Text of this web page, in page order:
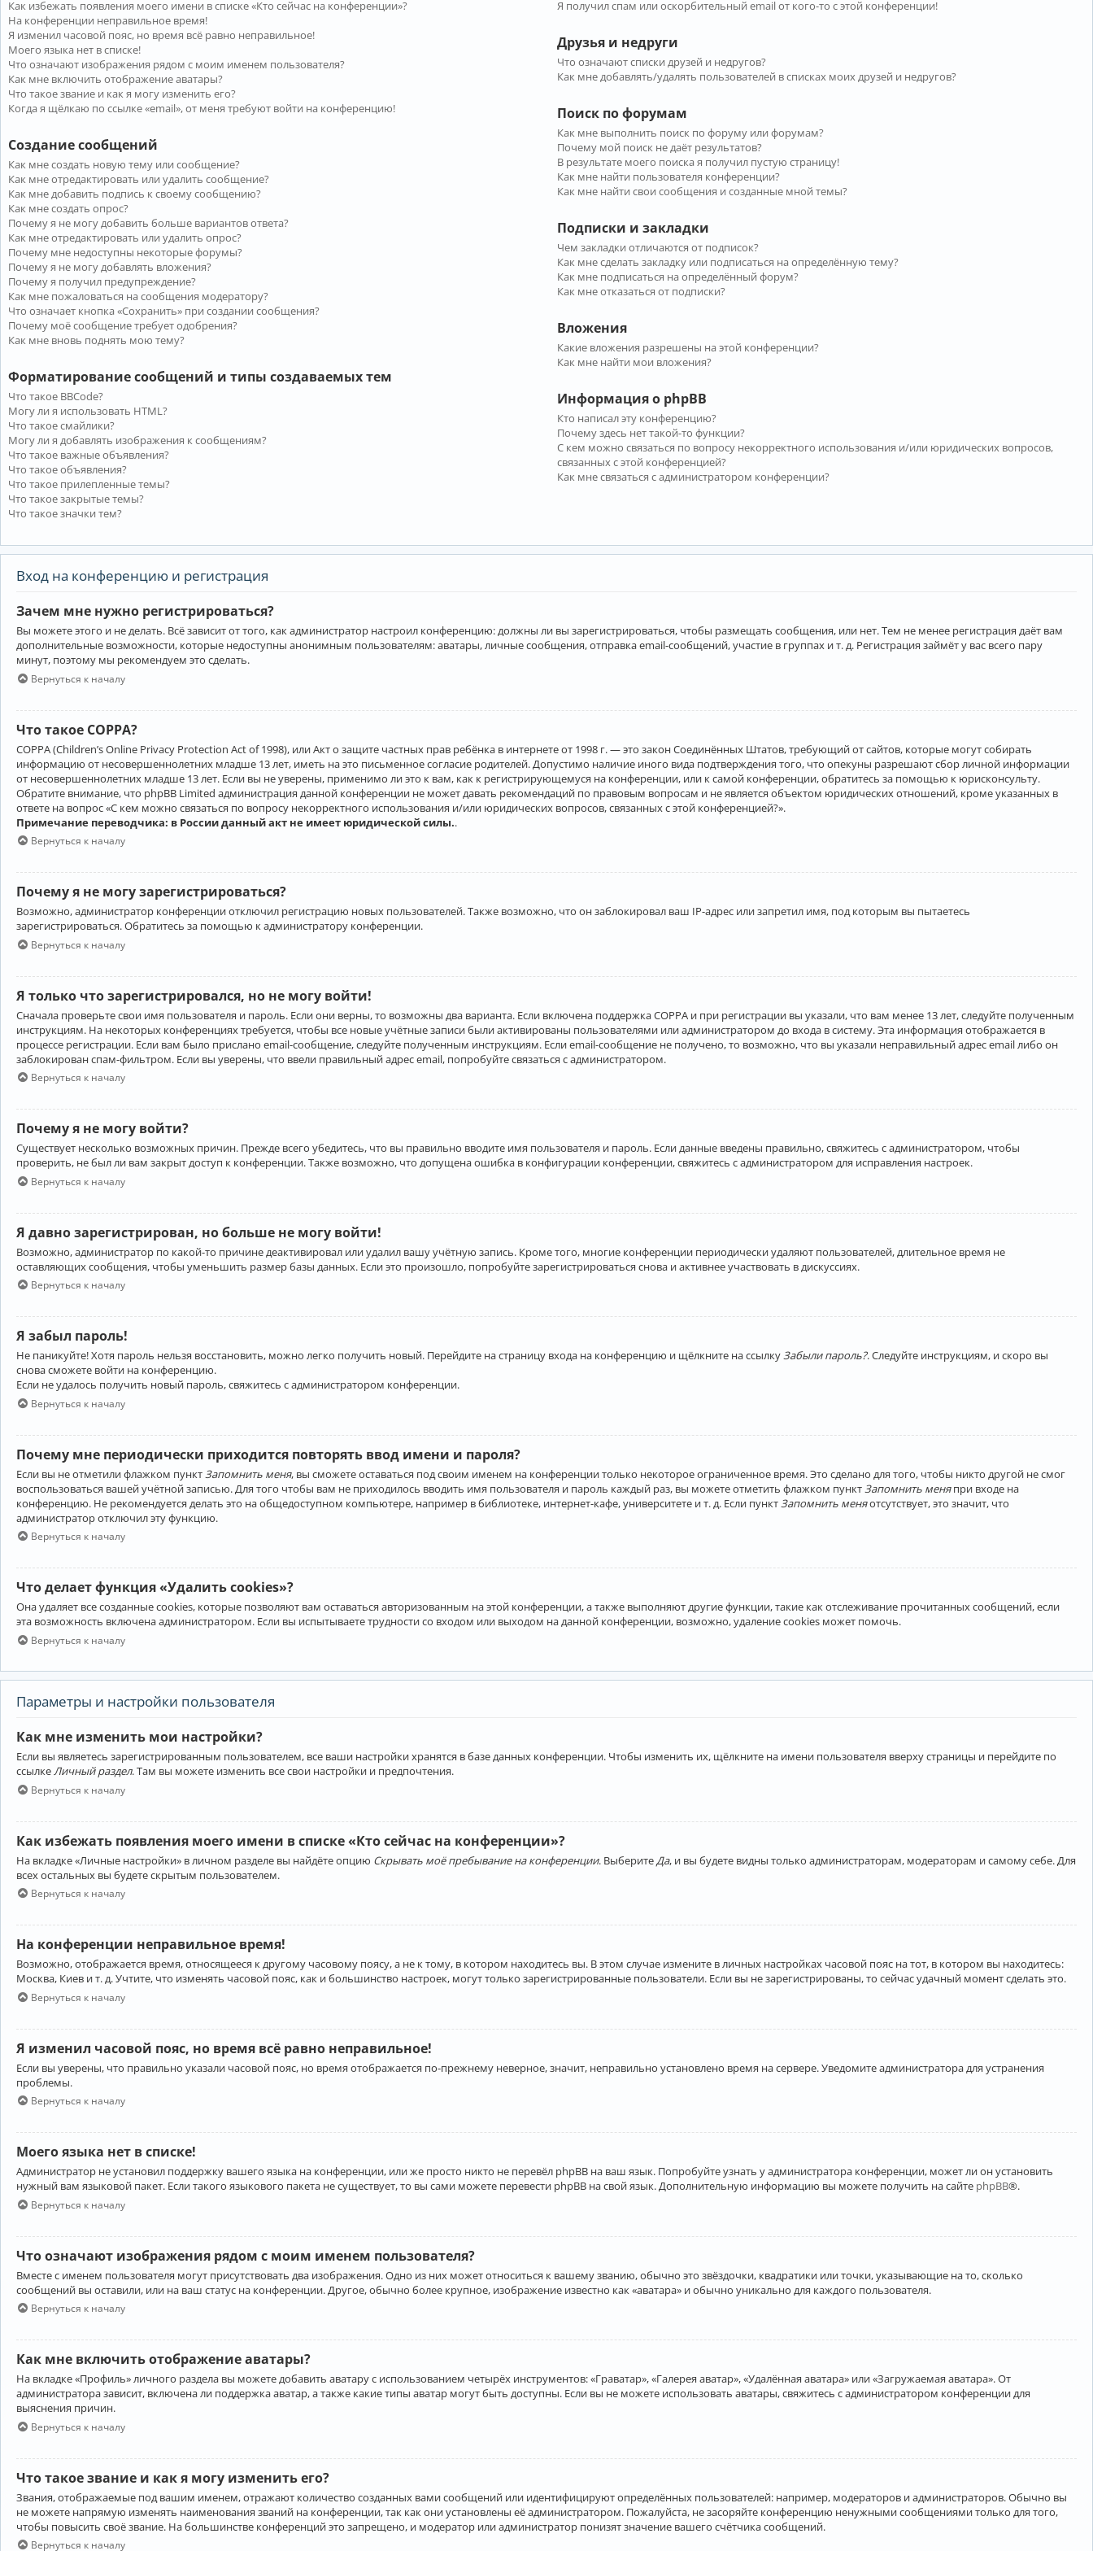
Как избежать появления моего имени в списке «Кто сейчас на конференции»?
На конференции неправильное время!
Я изменил часовой пояс, но время всё равно неправильное!
Моего языка нет в списке!
Что означают изображения рядом с моим именем пользователя?
Как мне включить отображение аватары?
Что такое звание и как я могу изменить его?
Когда я щёлкаю по ссылке «email», от меня требуют войти на конференцию!
Создание сообщений
Как мне создать новую тему или сообщение?
Как мне отредактировать или удалить сообщение?
Как мне добавить подпись к своему сообщению?
Как мне создать опрос?
Почему я не могу добавить больше вариантов ответа?
Как мне отредактировать или удалить опрос?
Почему мне недоступны некоторые форумы?
Почему я не могу добавлять вложения?
Почему я получил предупреждение?
Как мне пожаловаться на сообщения модератору?
Что означает кнопка «Сохранить» при создании сообщения?
Почему моё сообщение требует одобрения?
Как мне вновь поднять мою тему?
Форматирование сообщений и типы создаваемых тем
Что такое BBCode?
Могу ли я использовать HTML?
Что такое смайлики?
Могу ли я добавлять изображения к сообщениям?
Что такое важные объявления?
Что такое объявления?
Что такое прилепленные темы?
Что такое закрытые темы?
Что такое значки тем?
Я получил спам или оскорбительный email от кого-то с этой конференции!
Друзья и недруги
Что означают списки друзей и недругов?
Как мне добавлять/удалять пользователей в списках моих друзей и недругов?
Поиск по форумам
Как мне выполнить поиск по форуму или форумам?
Почему мой поиск не даёт результатов?
В результате моего поиска я получил пустую страницу!
Как мне найти пользователя конференции?
Как мне найти свои сообщения и созданные мной темы?
Подписки и закладки
Чем закладки отличаются от подписок?
Как мне сделать закладку или подписаться на определённую тему?
Как мне подписаться на определённый форум?
Как мне отказаться от подписки?
Вложения
Какие вложения разрешены на этой конференции?
Как мне найти мои вложения?
Информация о phpBB
Кто написал эту конференцию?
Почему здесь нет такой-то функции?
С кем можно связаться по вопросу некорректного использования и/или юридических вопросов,
связанных с этой конференцией?
Как мне связаться с администратором конференции?
Вход на конференцию и регистрация
Зачем мне нужно регистрироваться?
Вы можете этого и не делать. Всё зависит от того, как администратор настроил конференцию: должны ли вы зарегистрироваться, чтобы размещать сообщения, или нет. Тем не менее регистрация даёт вам
дополнительные возможности, которые недоступны анонимным пользователям: аватары, личные сообщения, отправка email-сообщений, участие в группах и т. д. Регистрация займёт у вас всего пару
минут, поэтому мы рекомендуем это сделать.
Вернуться к началу
Что такое COPPA?
COPPA (Children’s Online Privacy Protection Act of 1998), или Акт о защите частных прав ребёнка в интернете от 1998 г. — это закон Соединённых Штатов, требующий от сайтов, которые могут собирать
информацию от несовершеннолетних младше 13 лет, иметь на это письменное согласие родителей. Допустимо наличие иного вида подтверждения того, что опекуны разрешают сбор личной информации
от несовершеннолетних младше 13 лет. Если вы не уверены, применимо ли это к вам, как к регистрирующемуся на конференции, или к самой конференции, обратитесь за помощью к юрисконсульту.
Обратите внимание, что phpBB Limited администрация данной конференции не может давать рекомендаций по правовым вопросам и не является объектом юридических отношений, кроме указанных в
ответе на вопрос «С кем можно связаться по вопросу некорректного использования и/или юридических вопросов, связанных с этой конференцией?».
Примечание переводчика: в России данный акт не имеет юридической силы..
Вернуться к началу
Почему я не могу зарегистрироваться?
Возможно, администратор конференции отключил регистрацию новых пользователей. Также возможно, что он заблокировал ваш IP-адрес или запретил имя, под которым вы пытаетесь
зарегистрироваться. Обратитесь за помощью к администратору конференции.
Вернуться к началу
Я только что зарегистрировался, но не могу войти!
Сначала проверьте свои имя пользователя и пароль. Если они верны, то возможны два варианта. Если включена поддержка COPPA и при регистрации вы указали, что вам менее 13 лет, следуйте полученным
инструкциям. На некоторых конференциях требуется, чтобы все новые учётные записи были активированы пользователями или администратором до входа в систему. Эта информация отображается в
процессе регистрации. Если вам было прислано email-сообщение, следуйте полученным инструкциям. Если email-сообщение не получено, то возможно, что вы указали неправильный адрес email либо он
заблокирован спам-фильтром. Если вы уверены, что ввели правильный адрес email, попробуйте связаться с администратором.
Вернуться к началу
Почему я не могу войти?
Существует несколько возможных причин. Прежде всего убедитесь, что вы правильно вводите имя пользователя и пароль. Если данные введены правильно, свяжитесь с администратором, чтобы
проверить, не был ли вам закрыт доступ к конференции. Также возможно, что допущена ошибка в конфигурации конференции, свяжитесь с администратором для исправления настроек.
Вернуться к началу
Я давно зарегистрирован, но больше не могу войти!
Возможно, администратор по какой-то причине деактивировал или удалил вашу учётную запись. Кроме того, многие конференции периодически удаляют пользователей, длительное время не
оставляющих сообщения, чтобы уменьшить размер базы данных. Если это произошло, попробуйте зарегистрироваться снова и активнее участвовать в дискуссиях.
Вернуться к началу
Я забыл пароль!
Не паникуйте! Хотя пароль нельзя восстановить, можно легко получить новый. Перейдите на страницу входа на конференцию и щёлкните на ссылкуЗабыли пароль?. Следуйте инструкциям, и скоро вы
снова сможете войти на конференцию.
Если не удалось получить новый пароль, свяжитесь с администратором конференции.
Вернуться к началу
Почему мне периодически приходится повторять ввод имени и пароля?
Если вы не отметили флажком пункт Запомнить меня, вы сможете оставаться под своим именем на конференции только некоторое ограниченное время. Это сделано для того, чтобы никто другой не смог
воспользоваться вашей учётной записью. Для того чтобы вам не приходилось вводить имя пользователя и пароль каждый раз, вы можете отметить флажком пункт Запомнить меняпри входе на
конференцию. Не рекомендуется делать это на общедоступном компьютере, например в библиотеке, интернет-кафе, университете и т. д. Если пункт Запомнить меняотсутствует, это значит, что
администратор отключил эту функцию.
Вернуться к началу
Что делает функция «Удалить cookies»?
Она удаляет все созданные cookies, которые позволяют вам оставаться авторизованным на этой конференции, а также выполняют другие функции, такие как отслеживание прочитанных сообщений, если
эта возможность включена администратором. Если вы испытываете трудности со входом или выходом на данной конференции, возможно, удаление cookies может помочь.
Вернуться к началу
Параметры и настройки пользователя
Как мне изменить мои настройки?
Если вы являетесь зарегистрированным пользователем, все ваши настройки хранятся в базе данных конференции. Чтобы изменить их, щёлкните на имени пользователя вверху страницы и перейдите по
ссылкеЛичный раздел. Там вы можете изменить все свои настройки и предпочтения.
Вернуться к началу
Как избежать появления моего имени в списке «Кто сейчас на конференции»?
На вкладке «Личные настройки» в личном разделе вы найдёте опцию Скрывать моё пребывание на конференции. Выберите Да, и вы будете видны только администраторам, модераторам и самому себе. Для
всех остальных вы будете скрытым пользователем.
Вернуться к началу
На конференции неправильное время!
Возможно, отображается время, относящееся к другому часовому поясу, а не к тому, в котором находитесь вы. В этом случае измените в личных настройках часовой пояс на тот, в котором вы находитесь:
Москва, Киев и т. д. Учтите, что изменять часовой пояс, как и большинство настроек, могут только зарегистрированные пользователи. Если вы не зарегистрированы, то сейчас удачный момент сделать это.
Вернуться к началу
Я изменил часовой пояс, но время всё равно неправильное!
Если вы уверены, что правильно указали часовой пояс, но время отображается по-прежнему неверное, значит, неправильно установлено время на сервере. Уведомите администратора для устранения
проблемы.
Вернуться к началу
Моего языка нет в списке!
Администратор не установил поддержку вашего языка на конференции, или же просто никто не перевёл phpBB на ваш язык. Попробуйте узнать у администратора конференции, может ли он установить
нужный вам языковой пакет. Если такого языкового пакета не существует, то вы сами можете перевести phpBB на свой язык. Дополнительную информацию вы можете получить на сайте phpBB®.
Вернуться к началу
Что означают изображения рядом с моим именем пользователя?
Вместе с именем пользователя могут присутствовать два изображения. Одно из них может относиться к вашему званию, обычно это звёздочки, квадратики или точки, указывающие на то, сколько
сообщений вы оставили, или на ваш статус на конференции. Другое, обычно более крупное, изображение известно как «аватара» и обычно уникально для каждого пользователя.
Вернуться к началу
Как мне включить отображение аватары?
На вкладке «Профиль» личного раздела вы можете добавить аватару с использованием четырёх инструментов: «Граватар», «Галерея аватар», «Удалённая аватара» или «Загружаемая аватара». От
администратора зависит, включена ли поддержка аватар, а также какие типы аватар могут быть доступны. Если вы не можете использовать аватары, свяжитесь с администратором конференции для
выяснения причин.
Вернуться к началу
Что такое звание и как я могу изменить его?
Звания, отображаемые под вашим именем, отражают количество созданных вами сообщений или идентифицируют определённых пользователей: например, модераторов и администраторов. Обычно вы
не можете напрямую изменять наименования званий на конференции, так как они установлены её администратором. Пожалуйста, не засоряйте конференцию ненужными сообщениями только для того,
чтобы повысить своё звание. На большинстве конференций это запрещено, и модератор или администратор понизят значение вашего счётчика сообщений.
Вернуться к началу